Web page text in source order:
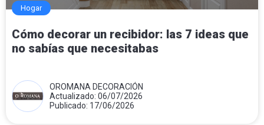
Hogar
Cómo decorar un recibidor: las 7 ideas que
no sabías que necesitabas
OROMANA DECORACIÓN
Actualizado: 06/07/2026
Publicado: 17/06/2026